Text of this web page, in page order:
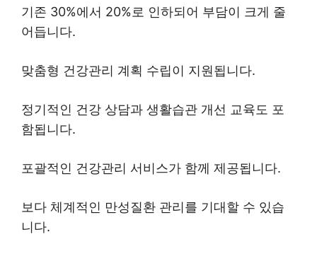
기존 30%에서 20%로 인하되어 부담이 크게 줄
어듭니다.
맞춤형 건강관리 계획 수립이 지원됩니다.
정기적인 건강 상담과 생활습관 개선 교육도 포
함됩니다.
포괄적인 건강관리 서비스가 함께 제공됩니다.
보다 체계적인 만성질환 관리를 기대할 수 있습
니다.